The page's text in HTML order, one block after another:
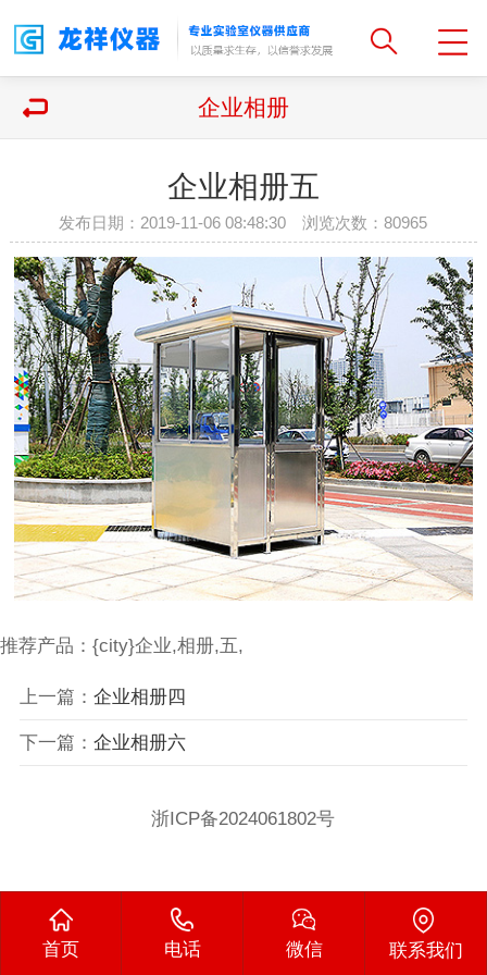
企业相册
企业相册五
发布日期：2019-11-06 08:48:30 浏览次数：80965
推荐产品：{city}企业,相册,五,
上一篇： 企业相册四
下一篇： 企业相册六
浙ICP备2024061802号
首页 电话 微信 联系我们